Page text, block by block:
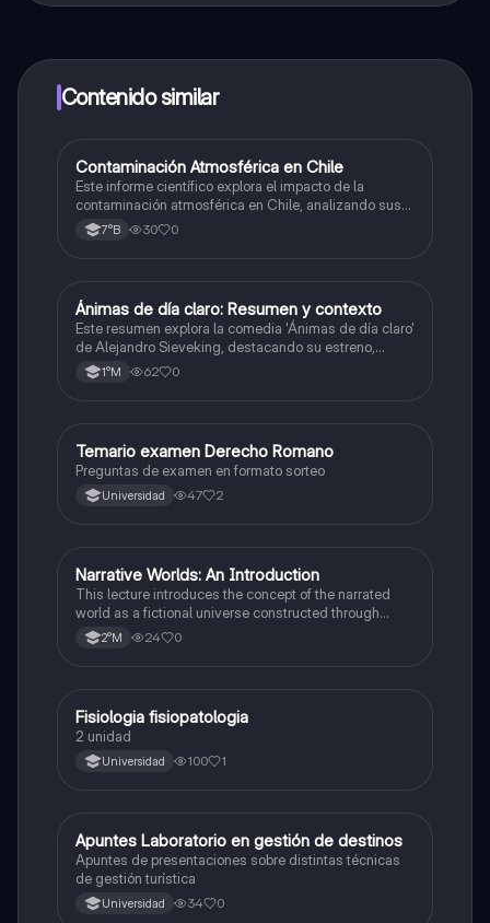
a determinadas funciones.
Contenido similar
Ciencias Naturales
Contaminación Atmosférica en Chile
Este informe científico explora el impacto de la
contaminación atmosférica en Chile, analizando sus
efectos en la salud y el medio ambiente, así como las
causas y posibles soluciones estructurales.
7°B 30 0
Lenguaje y Comunicación
Ánimas de día claro: Resumen y contexto
Este resumen explora la comedia 'Ánimas de día claro'
de Alejandro Sieveking, destacando su estreno,
dirección de Víctor Jara, y la influencia del folklore
chileno en la obra.
1°M 62 0
Otros
Temario examen Derecho Romano
Preguntas de examen en formato sorteo
Universidad 47 2
Lenguaje y Comunicación
Narrative Worlds: An Introduction
This lecture introduces the concept of the narrated
world as a fictional universe constructed through
words, focusing on its structure of spaces, times,
characters, and events, and analyzing the type of
2°M 24 0
Otros
Fisiologia fisiopatologia
2 unidad
Universidad 100 1
Otros
Apuntes Laboratorio en gestión de destinos
Apuntes de presentaciones sobre distintas técnicas
de gestión turística
Universidad 34 0